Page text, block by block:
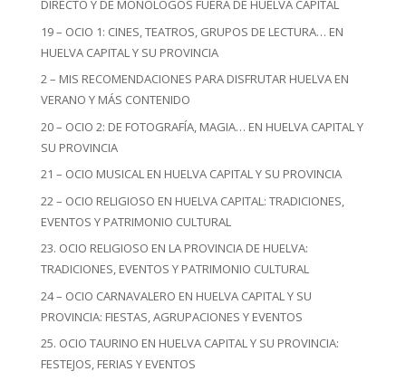
DIRECTO Y DE MONÓLOGOS FUERA DE HUELVA CAPITAL
19 – OCIO 1: CINES, TEATROS, GRUPOS DE LECTURA… EN
HUELVA CAPITAL Y SU PROVINCIA
2 – MIS RECOMENDACIONES PARA DISFRUTAR HUELVA EN
VERANO Y MÁS CONTENIDO
20 – OCIO 2: DE FOTOGRAFÍA, MAGIA… EN HUELVA CAPITAL Y
SU PROVINCIA
21 – OCIO MUSICAL EN HUELVA CAPITAL Y SU PROVINCIA
22 – OCIO RELIGIOSO EN HUELVA CAPITAL: TRADICIONES,
EVENTOS Y PATRIMONIO CULTURAL
23. OCIO RELIGIOSO EN LA PROVINCIA DE HUELVA:
TRADICIONES, EVENTOS Y PATRIMONIO CULTURAL
24 – OCIO CARNAVALERO EN HUELVA CAPITAL Y SU
PROVINCIA: FIESTAS, AGRUPACIONES Y EVENTOS
25. OCIO TAURINO EN HUELVA CAPITAL Y SU PROVINCIA:
FESTEJOS, FERIAS Y EVENTOS